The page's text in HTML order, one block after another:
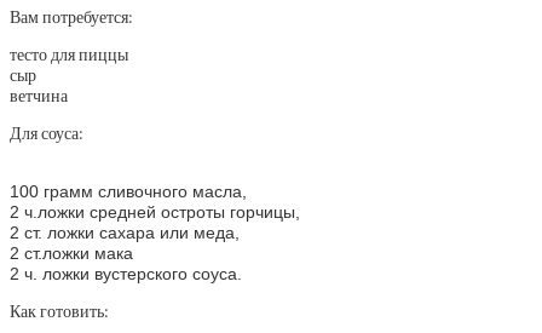
Вам потребуется:
тесто для пиццы
сыр
ветчина
Для соуса:
100 грамм сливочного масла,
2 ч.ложки средней остроты горчицы,
2 ст. ложки сахара или меда,
2 ст.ложки мака
2 ч. ложки вустерского соуса.
Как готовить: